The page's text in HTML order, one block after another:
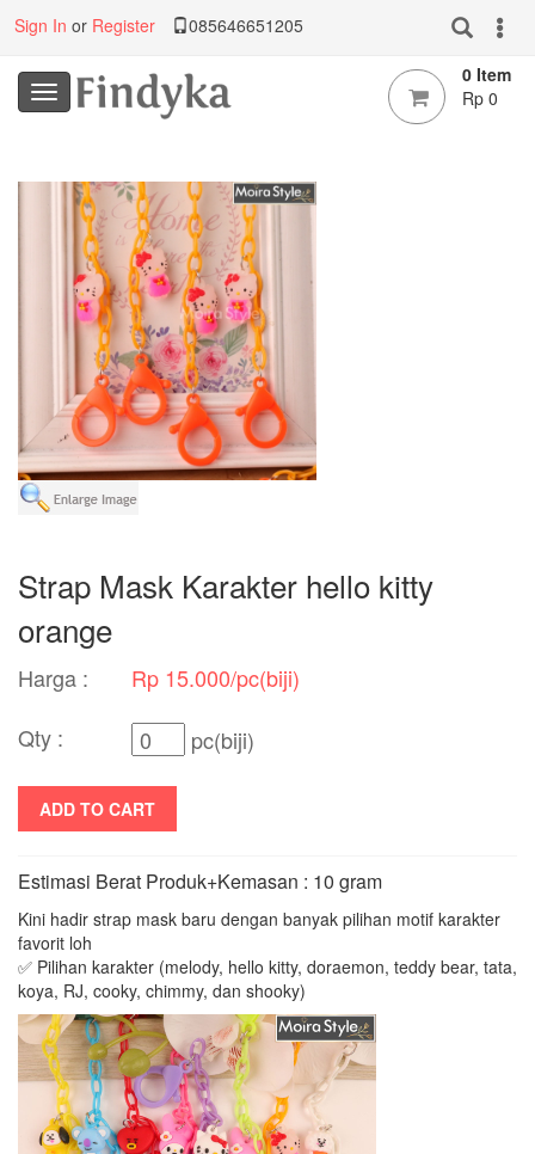
Sign In or Register 085646651205
0 Item
Rp 0
Strap Mask Karakter hello kitty
orange
Harga :
Rp 15.000/pc(biji)
Qty :
pc(biji)
ADD TO CART
Estimasi Berat Produk+Kemasan : 10 gram
Kini hadir strap mask baru dengan banyak pilihan motif karakter
favorit loh
✅ Pilihan karakter (melody, hello kitty, doraemon, teddy bear, tata,
koya, RJ, cooky, chimmy, dan shooky)